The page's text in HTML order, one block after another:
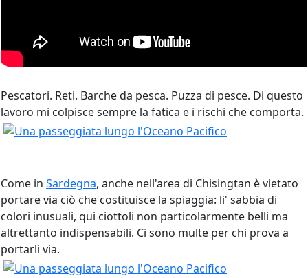
Pescatori. Reti. Barche da pesca. Puzza di pesce. Di questo
lavoro mi colpisce sempre la fatica e i rischi che comporta.
Come in Sardegna, anche nell'area di Chisingtan è vietato
portare via ciò che costituisce la spiaggia: li' sabbia di
colori inusuali, qui ciottoli non particolarmente belli ma
altrettanto indispensabili. Ci sono multe per chi prova a
portarli via.